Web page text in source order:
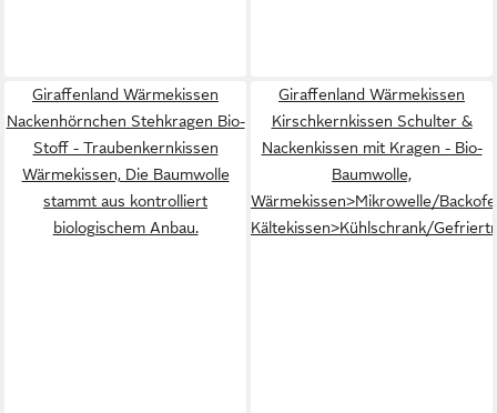
Giraffenland Wärmekissen
Nackenhörnchen Stehkragen Bio-
Stoff - Traubenkernkissen
Wärmekissen, Die Baumwolle
stammt aus kontrolliert
biologischem Anbau.
Giraffenland Wärmekissen
Kirschkernkissen Schulter &
Nackenkissen mit Kragen - Bio-
Baumwolle,
Wärmekissen>Mikrowelle/
Kältekissen>Kühlschrank/